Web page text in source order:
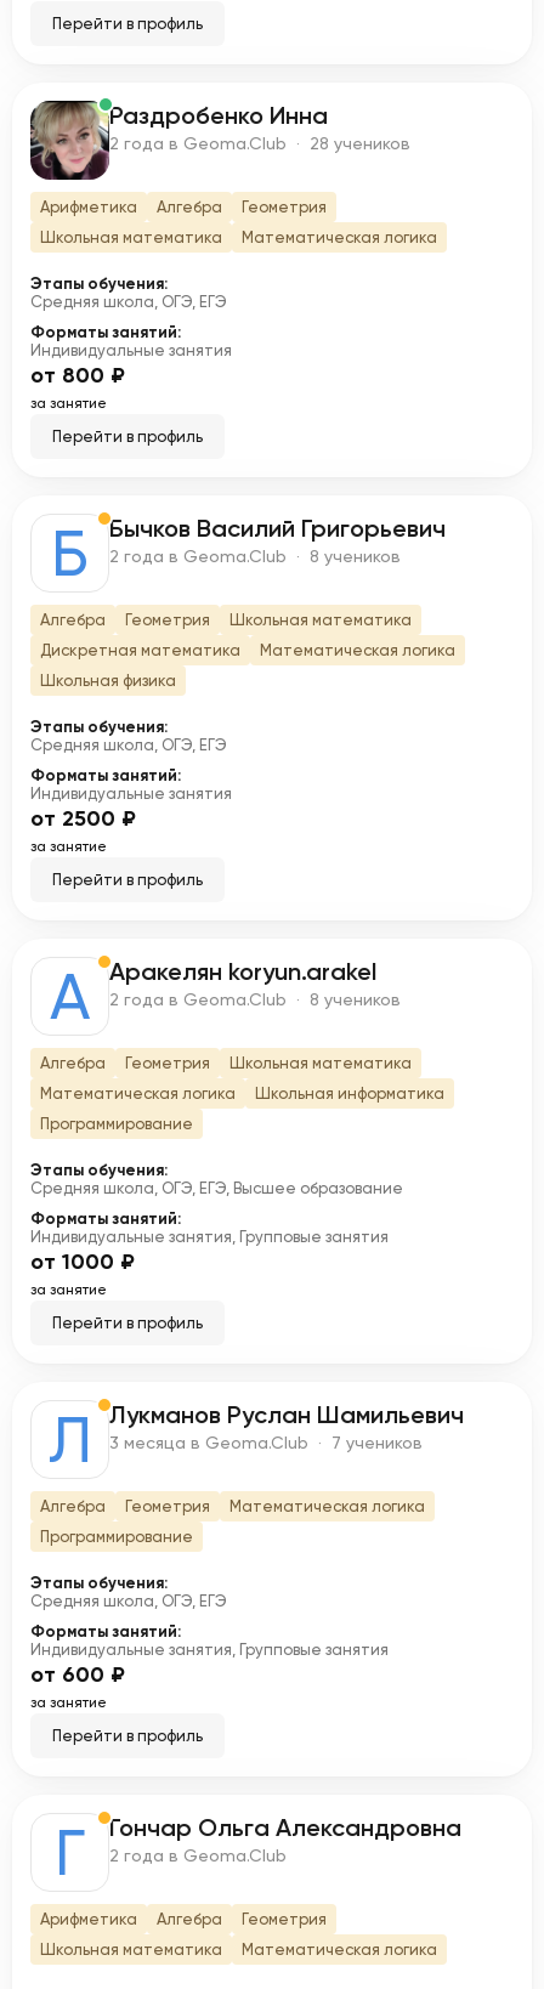
Перейти в профиль
Р Раздробенко Инна
2 года в Geoma.Club · 28 учеников
Арифметика Алгебра
Геометрия
Школьная математика
Математическая логика
Этапы обучения:
Средняя школа, ОГЭ, ЕГЭ
Форматы занятий:
Индивидуальные занятия
от 800 ₽
за занятие
Перейти в профиль
Б Бычков Василий Григорьевич
2 года в Geoma.Club · 8 учеников
Алгебра Геометрия
Школьная математика
Дискретная математика
Математическая логика
Школьная физика
Этапы обучения:
Средняя школа, ОГЭ, ЕГЭ
Форматы занятий:
Индивидуальные занятия
от 2500 ₽
за занятие
Перейти в профиль
А Аракелян koryun.arakel
2 года в Geoma.Club · 8 учеников
Алгебра Геометрия
Школьная математика
Математическая логика
Школьная информатика
Программирование
Этапы обучения:
Средняя школа, ОГЭ, ЕГЭ, Высшее образование
Форматы занятий:
Индивидуальные занятия, Групповые занятия
от 1000 ₽
за занятие
Перейти в профиль
Л Лукманов Руслан Шамильевич
3 месяца в Geoma.Club · 7 учеников
Алгебра Геометрия
Математическая логика
Программирование
Этапы обучения:
Средняя школа, ОГЭ, ЕГЭ
Форматы занятий:
Индивидуальные занятия, Групповые занятия
от 600 ₽
за занятие
Перейти в профиль
Г Гончар Ольга Александровна
2 года в Geoma.Club
Арифметика Алгебра
Геометрия
Школьная математика
Математическая логика